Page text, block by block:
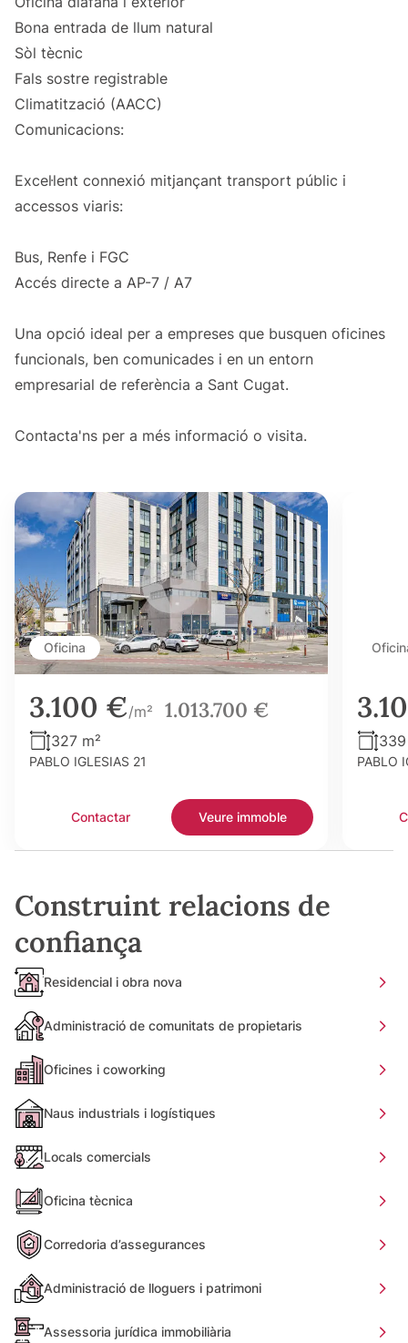
Bona entrada de llum natural
Sòl tècnic
Fals sostre registrable
Climatització (AACC)
Comunicacions:
Excel·lent connexió mitjançant transport públic i
accessos viaris:
Bus, Renfe i FGC
Accés directe a AP-7 / A7
Una opció ideal per a empreses que busquen oficines
funcionals, ben comunicades i en un entorn
empresarial de referència a Sant Cugat.
Contacta'ns per a més informació o visita.
Oficina
3.100 €/m² 1.013.700 €
327 m²
PABLO IGLESIAS 21
Contactar Veure immoble
PABLO
Construint relacions de
confiança
Residencial i obra nova
Administració de comunitats de propietaris
Oficines i coworking
Naus industrials i logístiques
Locals comercials
Oficina tècnica
Corredoria d’assegurances
Administració de lloguers i patrimoni
Assessoria jurídica immobiliària